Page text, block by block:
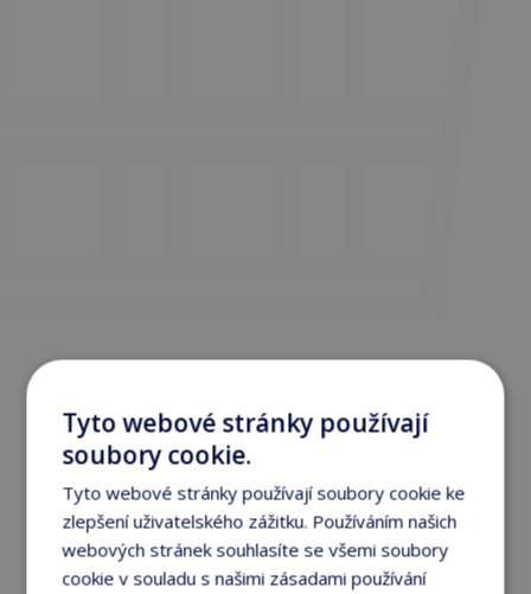
Tyto webové stránky používají
soubory cookie.
Tyto webové stránky používají soubory cookie ke
zlepšení uživatelského zážitku. Používáním našich
webových stránek souhlasíte se všemi soubory
cookie v souladu s našimi zásadami používání